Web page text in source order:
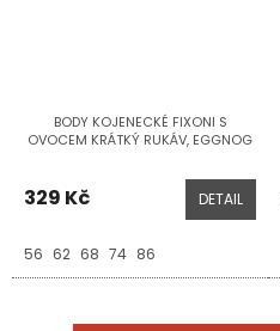
BODY KOJENECKÉ FIXONI S
OVOCEM KRÁTKÝ RUKÁV, EGGNOG
329 Kč DETAIL
56 62 68 74 86